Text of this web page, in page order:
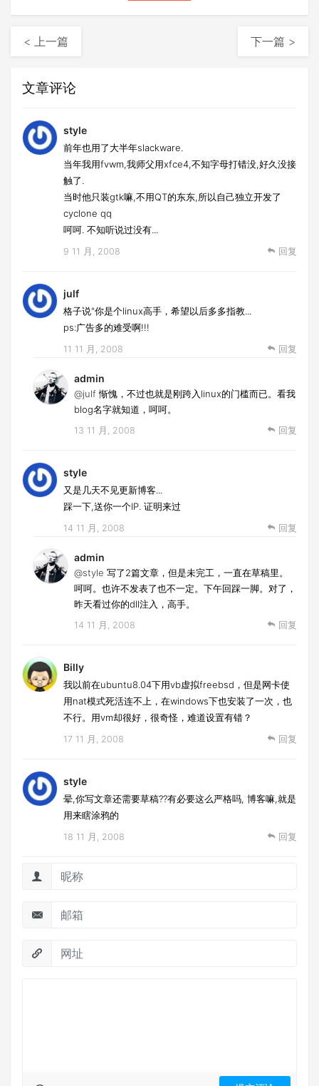
< 上一篇 下一篇 >
文章评论
style
前年也用了大半年slackware.
当年我用fvwm,我师父用xfce4,不知字母打错没,好久没接
触了.
当时他只装gtk嘛,不用QT的东东,所以自己独立开发了
cyclone qq
呵呵. 不知听说过没有...
9 11 月, 2008 回复
julf
格子说"你是个linux高手，希望以后多多指教...
ps:广告多的难受啊!!!
11 11 月, 2008 回复
admin
@julf惭愧，不过也就是刚跨入linux的门槛而已。看我
blog名字就知道，呵呵。
13 11 月, 2008 回复
style
又是几天不见更新博客...
踩一下,送你一个IP. 证明来过
14 11 月, 2008 回复
admin
@style 写了2篇文章，但是未完工，一直在草稿里。
呵呵。也许不发表了也不一定。下午回踩一脚。对了，
昨天看过你的dll注入，高手。
14 11 月, 2008 回复
Billy
我以前在ubuntu8.04下用vb虚拟freebsd，但是网卡使
用nat模式死活连不上，在windows下也安装了一次，也
不行。用vm却很好，很奇怪，难道设置有错？
17 11 月, 2008 回复
style
晕,你写文章还需要草稿??有必要这么严格吗, 博客嘛,就是
用来瞎涂鸦的
18 11 月, 2008 回复